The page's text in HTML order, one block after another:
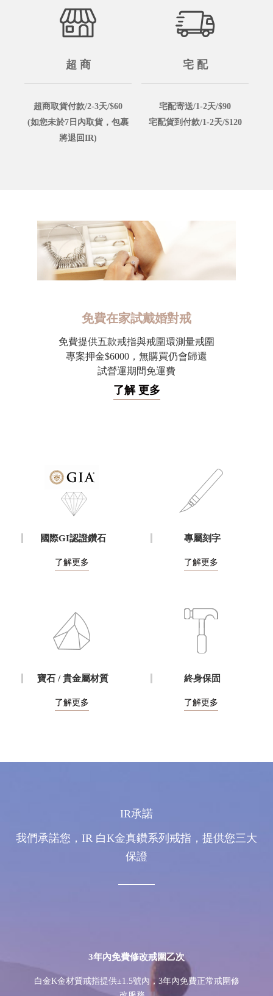
超 商
超商取貨付款/2-3天/$60
(如您未於7日內取貨，包裹
將退回IR)
宅 配
宅配寄送/1-2天/$90
宅配貨到付款/1-2天/$120
免費在家試戴婚對戒
免費提供五款戒指與戒圍環測量戒圍
專案押金$6000，無購買仍會歸還
試營運期間免運費
了解 更多
國際GI認證鑽石
了解更多
專屬刻字
了解更多
寶石 / 貴金屬材質
了解更多
終身保固
了解更多
IR承諾
我們承諾您，IR 白K金真鑽系列戒指，提供您三大
保證
3年內免費修改戒圍乙次
白金K金材質戒指提供±1.5號內，3年內免費正常戒圍修